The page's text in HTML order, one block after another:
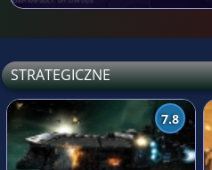
STRATEGICZNE
7.8